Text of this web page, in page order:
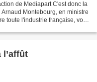
de Mediapart C'est donc la
Montebourg, en ministre
toute l'industrie française, vole
l’affût